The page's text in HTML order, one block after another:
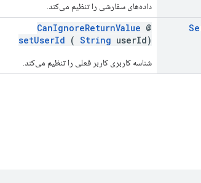
داده‌های سفارشی را تنظیم می‌کند.
@
CanIgnoreReturnValue
setUserId ( String userId)
شناسه کاربری کاربر فعلی را تنظیم می‌کند.